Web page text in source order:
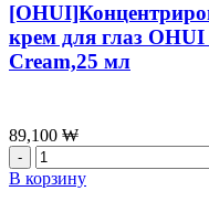
крем для глаз
Cream,25 мл
89,100 ₩
Количество
товара
В корзину